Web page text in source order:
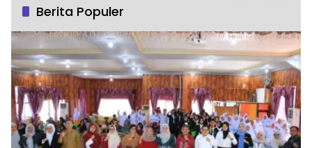
Berita Populer